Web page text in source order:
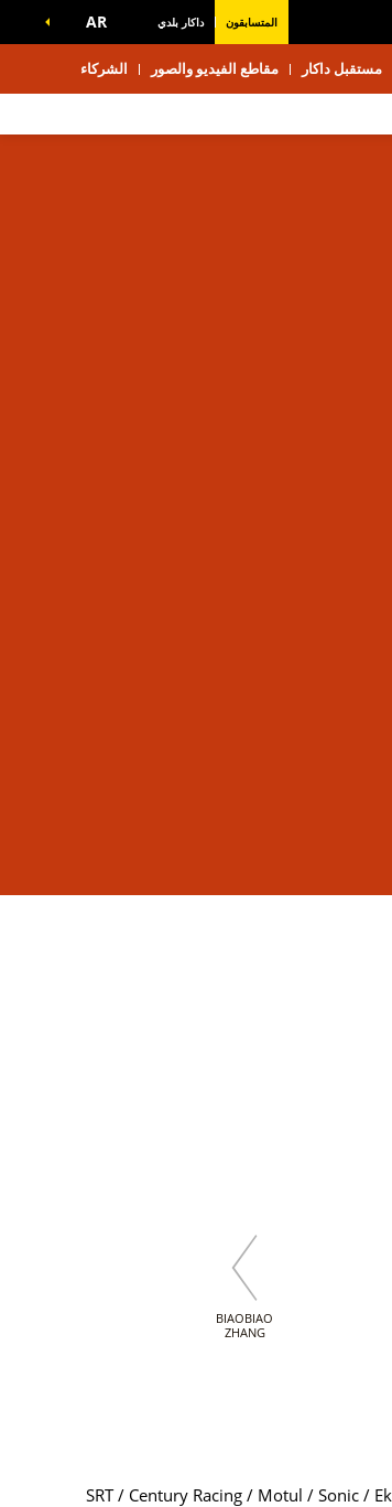
المتسابقون داكار بلدي AR
مستقبل داكار مقاطع الفيديو والصور الشركاء
BIAOBIAO
ZHANG
SRT / Century Racing / Motul / Sonic /